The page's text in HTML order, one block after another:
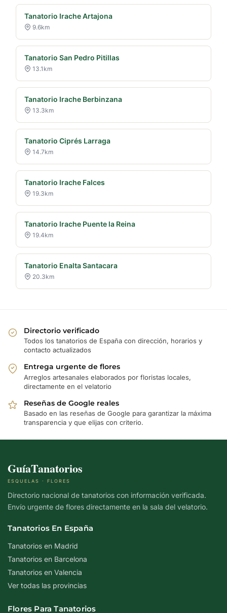
Tanatorio Irache Artajona
9.6km
Tanatorio San Pedro Pitillas
13.1km
Tanatorio Irache Berbinzana
13.3km
Tanatorio Ciprés Larraga
14.7km
Tanatorio Irache Falces
19.3km
Tanatorio Irache Puente la Reina
19.4km
Tanatorio Enalta Santacara
20.3km
Directorio verificado
Todos los tanatorios de España con dirección, horarios y
contacto actualizados
Entrega urgente de flores
Arreglos artesanales elaborados por floristas locales,
directamente en el velatorio
Reseñas de Google reales
Basado en las reseñas de Google para garantizar la máxima
transparencia y que elijas con criterio.
GuíaTanatorios
ESQUELAS · FLORES
Directorio nacional de tanatorios con información verificada.
Envío urgente de flores directamente en la sala del velatorio.
Tanatorios En España
Tanatorios en Madrid
Tanatorios en Barcelona
Tanatorios en Valencia
Ver todas las provincias
Flores Para Tanatorios